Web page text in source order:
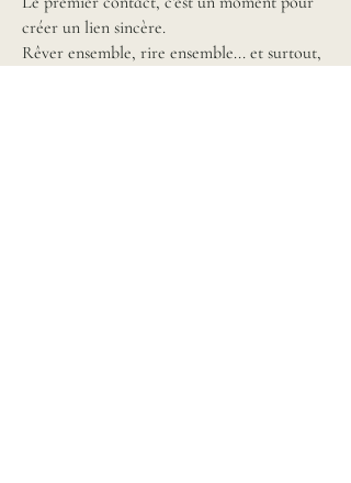
créer un lien sincère.
Rêver ensemble, rire ensemble... et surtout,